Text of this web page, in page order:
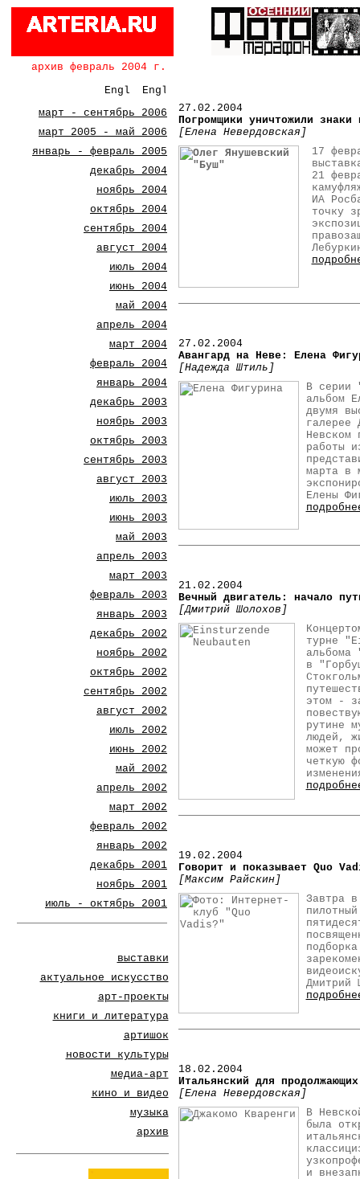
архив февраль 2004 г.
март - сентябрь 2006
март 2005 - май 2006
январь - февраль 2005
декабрь 2004
ноябрь 2004
октябрь 2004
сентябрь 2004
август 2004
июль 2004
июнь 2004
май 2004
апрель 2004
март 2004
февраль 2004
январь 2004
декабрь 2003
ноябрь 2003
октябрь 2003
сентябрь 2003
август 2003
июль 2003
июнь 2003
май 2003
апрель 2003
март 2003
февраль 2003
январь 2003
декабрь 2002
ноябрь 2002
октябрь 2002
сентябрь 2002
август 2002
июль 2002
июнь 2002
май 2002
апрель 2002
март 2002
февраль 2002
январь 2002
декабрь 2001
ноябрь 2001
июль - октябрь 2001
выставки
актуальное искусство
арт-проекты
книги и литература
артишок
новости культуры
медиа-арт
кино и видео
музыка
архив
27.02.2004
Погромщики уничтожили знаки
[Елена Невердовская]
17
21
ИА
точку
27.02.2004
Авангард на Неве: Елена
[Надежда Штиль]
В серии
альбом
двумя
галерее
Невском
работы
марта в
Елены
21.02.2004
Вечный двигатель: начало
[Дмитрий Шолохов]
турне
альбома
в
этом -
рутине
людей,
может
четкую
19.02.2004
Говорит и показывает Quo
[Максим Райскин]
Завтра
Дмитрий
18.02.2004
Итальянский для продолжающих
[Елена Невердовская]
В
была
и